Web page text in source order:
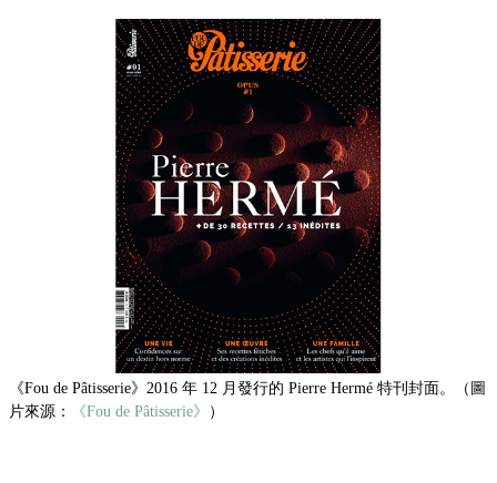
《Fou de Pâtisserie》2016 年 12 月發行的 Pierre Hermé 特刊封面。（圖
片來源：
《Fou de Pâtisserie》 ）